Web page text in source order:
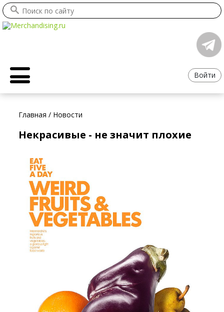
Войти
Главная / Новости
Некрасивые - не значит плохие